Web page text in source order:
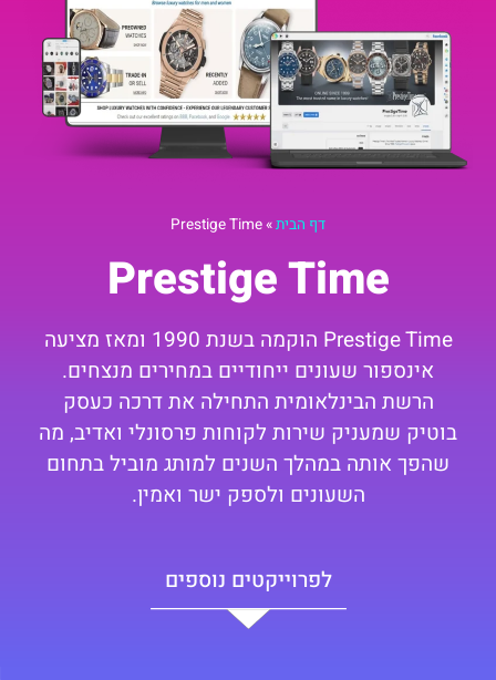
דף הבית»
Prestige Time
Prestige Time
Prestige Time הוקמה בשנת 1990 ומאז מציעה
אינספור שעונים ייחודיים במחירים מנצחים.
הרשת הבינלאומית התחילה את דרכה כעסק
בוטיק שמעניק שירות לקוחות פרסונלי ואדיב, מה
שהפך אותה במהלך השנים למותג מוביל בתחום
השעונים ולספק ישר ואמין.
לפרוייקטים נוספים